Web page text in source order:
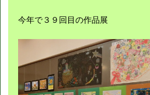
就労定着支援
障害がある人もな
られる地域社会の実現を願っ
今年で３９回目の作品展